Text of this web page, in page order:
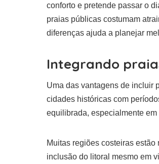
conforto e pretende passar o
praias públicas costumam
diferenças ajuda a planejar
Integrando
Uma das vantagens de incluir
cidades históricas com
equilibrada, especialmente
Muitas regiões costeiras
inclusão do litoral mesmo em